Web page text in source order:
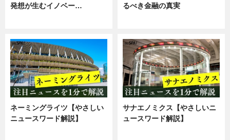
発想が生むイノベー…
るべき金融の真実
ネーミングライツ【やさしい
ニュースワード解説】
サナエノミクス【やさしいニ
ュースワード解説】